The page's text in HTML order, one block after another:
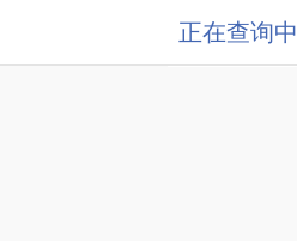
正在查询中